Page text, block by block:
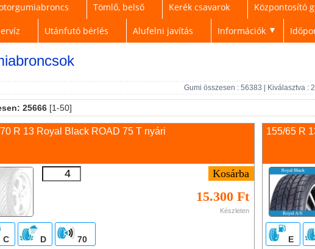
Tömlő, belső Kerék csavarok Központosító
Utánfutó bérlés Alufelni javítás Információk ▼
Gumi összesen : 56383 | Kiválasztva :
25666 [1-50]
R 13 Royal Black ROAD 75 T nyári
15.300 Ft
Készleten
C D 70
155/65 R
E